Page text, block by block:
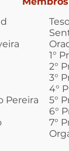
Pereira
1°
2°
3°
4°
5°
6°
7°